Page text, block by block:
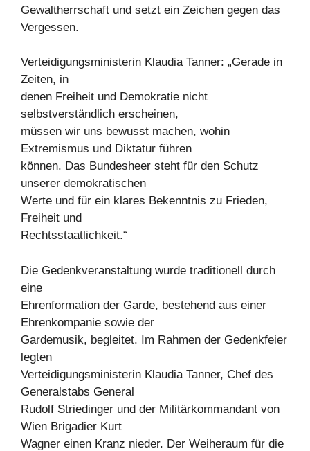
Gewaltherrschaft und setzt ein Zeichen gegen das
Vergessen.
Verteidigungsministerin Klaudia Tanner: „Gerade in
Zeiten, in
denen Freiheit und Demokratie nicht
selbstverständlich erscheinen,
müssen wir uns bewusst machen, wohin
Extremismus und Diktatur führen
können. Das Bundesheer steht für den Schutz
unserer demokratischen
Werte und für ein klares Bekenntnis zu Frieden,
Freiheit und
Rechtsstaatlichkeit.“
Die Gedenkveranstaltung wurde traditionell durch
eine
Ehrenformation der Garde, bestehend aus einer
Ehrenkompanie sowie der
Gardemusik, begleitet. Im Rahmen der Gedenkfeier
legten
Verteidigungsministerin Klaudia Tanner, Chef des
Generalstabs General
Rudolf Striedinger und der Militärkommandant von
Wien Brigadier Kurt
Wagner einen Kranz nieder. Der Weiheraum für die